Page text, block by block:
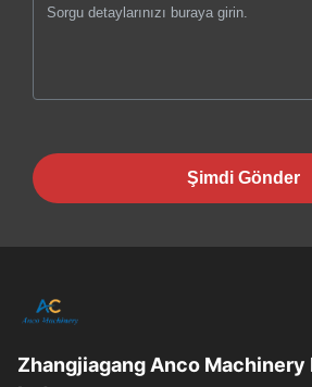
Şimdi Gönder
Zhangjiagang Anco Machinery